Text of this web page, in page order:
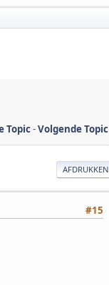
Topic-Volgende Topic
AFDRUKKEN
#15